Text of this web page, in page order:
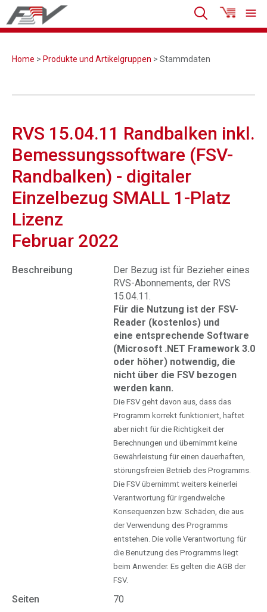
Home > Produkte und Artikelgruppen > Stammdaten
RVS 15.04.11 Randbalken inkl.
Bemessungssoftware (FSV-
Randbalken) - digitaler
Einzelbezug SMALL 1-Platz
Lizenz
Februar 2022
Beschreibung
Der Bezug ist für Bezieher eines
RVS-Abonnements, der RVS
15.04.11.
Für die Nutzung ist der FSV-
Reader (kostenlos) und
eine entsprechende Software
(Microsoft .NET Framework 3.0
oder höher) notwendig, die
nicht über die FSV bezogen
werden kann.
Die FSV geht davon aus, dass das
Programm korrekt funktioniert, haftet
aber nicht für die Richtigkeit der
Berechnungen und übernimmt keine
Gewährleistung für einen dauerhaften,
störungsfreien Betrieb des Programms.
Die FSV übernimmt weiters keinerlei
Verantwortung für irgendwelche
Konsequenzen bzw. Schäden, die aus
der Verwendung des Programms
entstehen. Die volle Verantwortung für
die Benutzung des Programms liegt
beim Anwender. Es gelten die AGB der
FSV.
Seiten
70